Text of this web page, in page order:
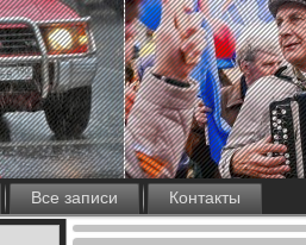
Все записи
Контакты